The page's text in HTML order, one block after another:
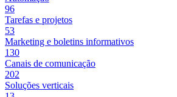
96
Tarefas e projetos
53
Marketing e boletins informativos
130
Canais de comunicação
202
Soluções verticais